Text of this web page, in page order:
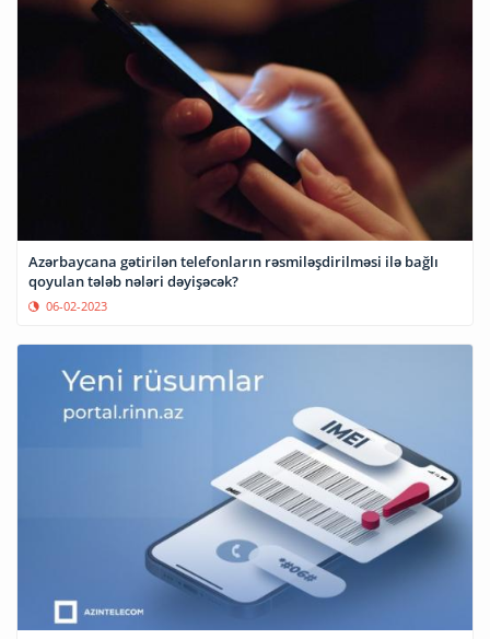
Azərbaycana gətirilən telefonların rəsmiləşdirilməsi ilə bağlı
qoyulan tələb nələri dəyişəcək?
06-02-2023